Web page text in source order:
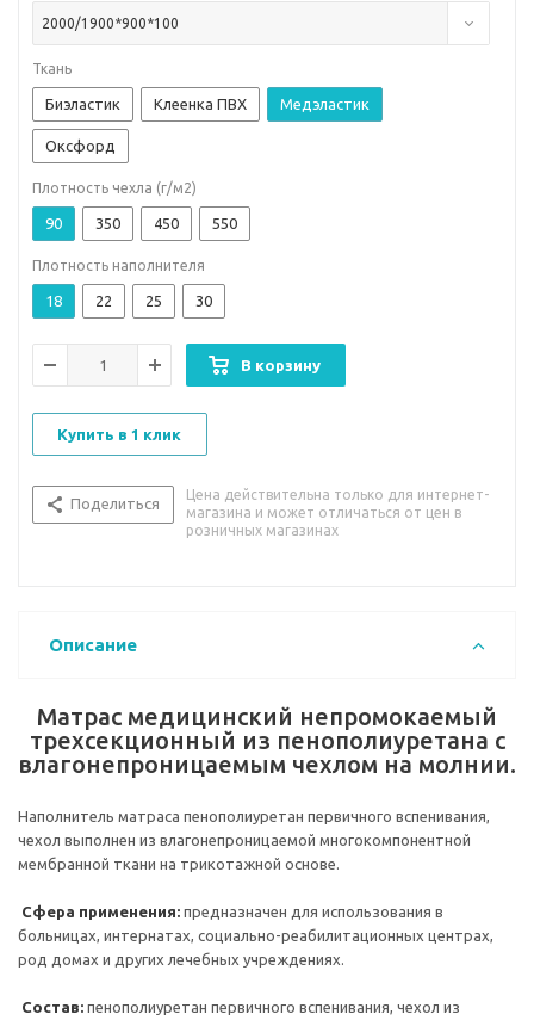
2000/1900*900*100
Ткань
Биэластик Клеенка ПВХ Медэластик
Оксфорд
Плотность чехла (г/м2)
90 350 450 550
Плотность наполнителя
18 22 25 30
В корзину
Купить в 1 клик
Поделиться
Цена действительна только для интернет-
магазина и может отличаться от цен в
розничных магазинах
Описание
Матрас медицинский непромокаемый
трехсекционный из пенополиуретана с
влагонепроницаемым чехлом на молнии.
Наполнитель матраса пенополиуретан первичного вспенивания,
чехол выполнен из влагонепроницаемой многокомпонентной
мембранной ткани на трикотажной основе.
Сфера применения: предназначен для использования в
больницах, интернатах, социально-реабилитационных центрах,
род домах и других лечебных учреждениях.
Состав: пенополиуретан первичного вспенивания, чехол из